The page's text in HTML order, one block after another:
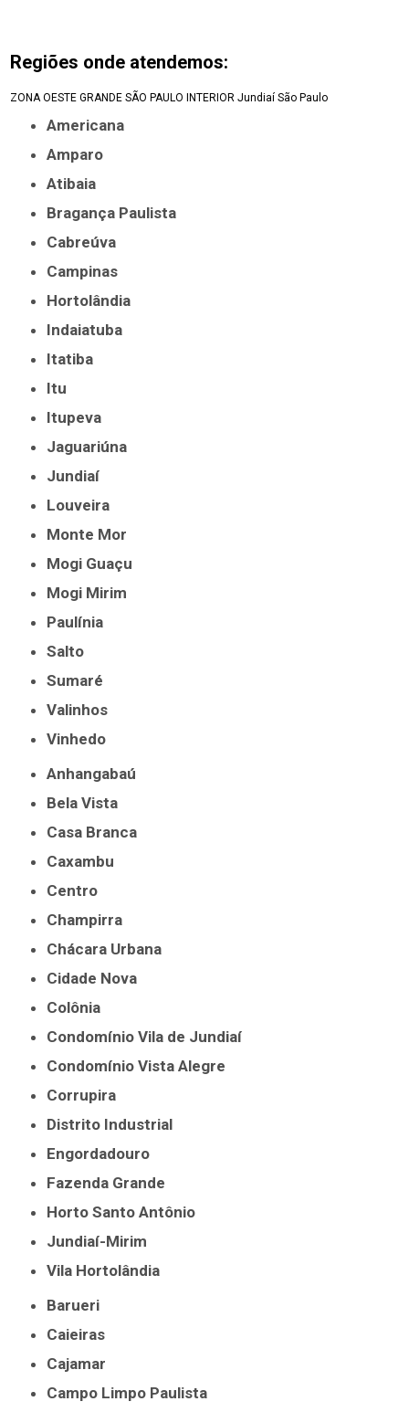
Regiões onde atendemos:
ZONA OESTE GRANDE SÃO PAULO INTERIOR Jundiaí São Paulo
Americana
Amparo
Atibaia
Bragança Paulista
Cabreúva
Campinas
Hortolândia
Indaiatuba
Itatiba
Itu
Itupeva
Jaguariúna
Jundiaí
Louveira
Monte Mor
Mogi Guaçu
Mogi Mirim
Paulínia
Salto
Sumaré
Valinhos
Vinhedo
Anhangabaú
Bela Vista
Casa Branca
Caxambu
Centro
Champirra
Chácara Urbana
Cidade Nova
Colônia
Condomínio Vila de Jundiaí
Condomínio Vista Alegre
Corrupira
Distrito Industrial
Engordadouro
Fazenda Grande
Horto Santo Antônio
Jundiaí-Mirim
Vila Hortolândia
Barueri
Caieiras
Cajamar
Campo Limpo Paulista